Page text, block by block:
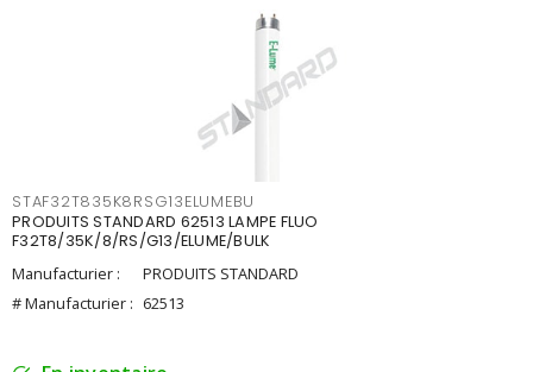
STAF32T835K8RSG13ELUMEBU
PRODUITS STANDARD 62513 LAMPE FLUO
F32T8/35K/8/RS/G13/ELUME/BULK
Manufacturier :
PRODUITS STANDARD
# Manufacturier : 62513